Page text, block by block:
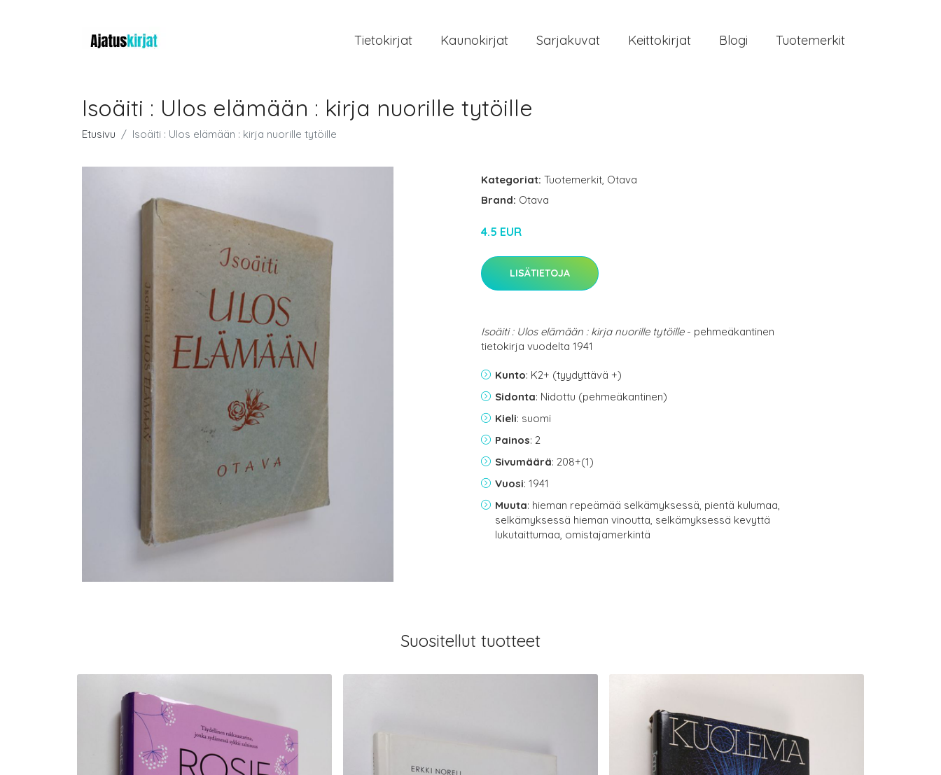
Tietokirjat Kaunokirjat Sarjakuvat Keittokirjat Blogi Tuotemerkit
Isoäiti : Ulos elämään : kirja nuorille tytöille
Etusivu Isoäiti : Ulos elämään : kirja nuorille tytöille
Kategoriat: Tuotemerkit, Otava
Brand: Otava
4.5 EUR
LISÄTIETOJA
Isoäiti : Ulos elämään : kirja nuorille tytöille- pehmeäkantinen
tietokirja vuodelta 1941
Kunto: K2+ (tyydyttävä +)
Sidonta: Nidottu (pehmeäkantinen)
Kieli: suomi
Painos: 2
Sivumäärä: 208+(1)
Vuosi: 1941
Muuta: hieman repeämää selkämyksessä, pientä kulumaa,
selkämyksessä hieman vinoutta, selkämyksessä kevyttä
lukutaittumaa, omistajamerkintä
Suositellut tuotteet